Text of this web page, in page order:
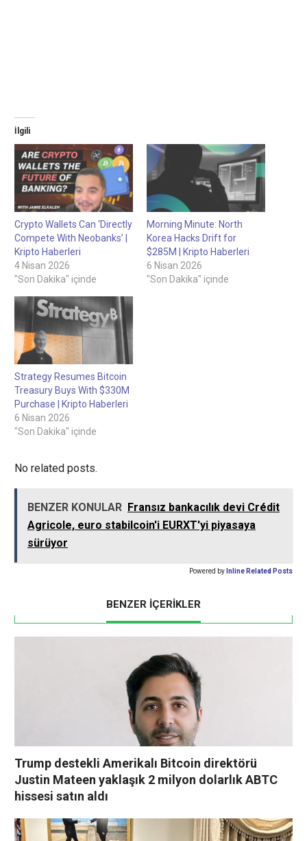
İlgili
Crypto Wallets Can ‘Directly
Compete With Neobanks’ |
Kripto Haberleri
4 Nisan 2026
"Son Dakika" içinde
Morning Minute: North
Korea Hacks Drift for
$285M | Kripto Haberleri
6 Nisan 2026
"Son Dakika" içinde
Strategy Resumes Bitcoin
Treasury Buys With $330M
Purchase | Kripto Haberleri
6 Nisan 2026
"Son Dakika" içinde
No related posts.
BENZER KONULAR Fransız bankacılık devi Crédit
Agricole, euro stabilcoin'i EURXT'yi piyasaya
sürüyor
Powered by Inline Related Posts
BENZER İÇERİKLER
Trump destekli Amerikalı Bitcoin direktörü
Justin Mateen yaklaşık 2 milyon dolarlık ABTC
hissesi satın aldı